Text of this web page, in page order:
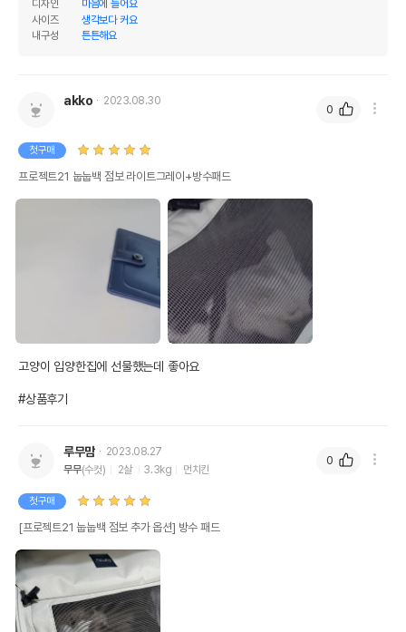
디자인
마음에 들어요
사이즈
생각보다 커요
내구성
튼튼해요
akko 2023.08.30
첫구매
프로젝트21 눕눕백 점보 라이트그레이+방수패드
고양이 입양한집에 선물했는데 좋아요
#상품후기
0
루무맘
2023.08.27
무무(수컷) 2살 3.3kg 먼치킨
첫구매
[프로젝트21 눕눕백 점보 추가 옵션] 방수 패드
0